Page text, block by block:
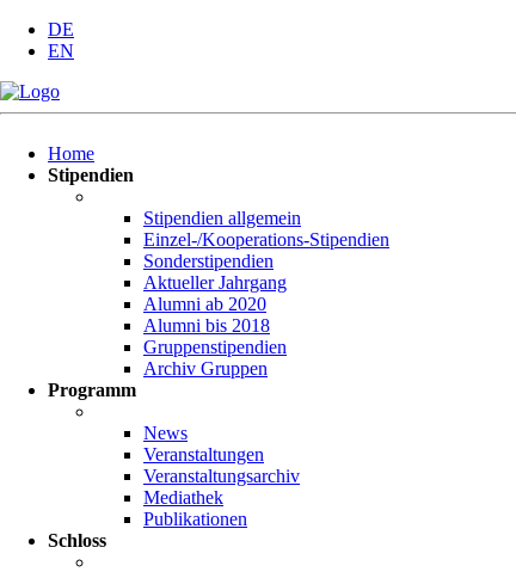
DE
EN
überspringen
Home
Stipendien
Stipendien allgemein
Einzel-/Kooperations-Stipendien
Sonderstipendien
Aktueller Jahrgang
Alumni ab 2020
Alumni bis 2018
Gruppenstipendien
Archiv Gruppen
Programm
News
Veranstaltungen
Veranstaltungsarchiv
Mediathek
Publikationen
Schloss